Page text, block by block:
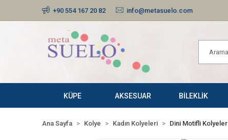
+90 554 167 20 82 info@metasuelo.com
KÜPE AKSESUAR BİLEKLİK
Ana Sayfa Kolye Kadın Kolyeleri Dini Motifli Kolyeler